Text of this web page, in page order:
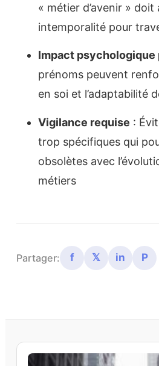
« métier d’avenir »
intemporalité pour
Impact
prénoms peuvent
en soi et l’adaptabilité
Vigilance requise :
trop spécifiques qui
obsolètes avec
métiers
Partager: f 𝕏 in P